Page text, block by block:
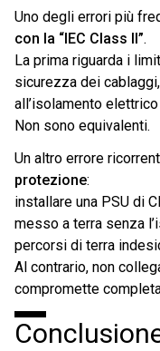
Uno degli errori più
con la “IEC Class II”.
La prima riguarda i
sicurezza dei
all’isolamento
Non sono equivalenti.
Un altro errore
protezione:
installare una PSU di
messo a terra senza
percorsi di terra
Al contrario, non
compromette